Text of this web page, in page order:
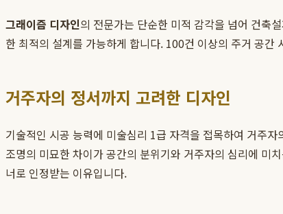
그래이즘 디자인의 전문가는 단순한 미적 감각을 넘어 건축
한 최적의 설계를 가능하게 합니다. 100건 이상의 주거 공
거주자의 정서까지 고려한 디자인
기술적인 시공 능력에 미술심리 1급 자격을 접목하여 거주
조명의 미묘한 차이가 공간의 분위기와 거주자의 심리에 미
너로 인정받는 이유입니다.